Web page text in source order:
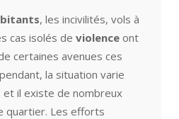
, les incivilités, vols à
cas isolés de violence ont
certaines avenues ces
la situation varie
et il existe de nombreux
quartier. Les efforts